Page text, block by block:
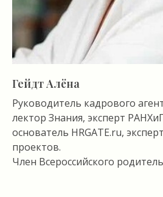
Гейдт Алёна
Руководитель кадрового
лектор Знания, эксперт
основатель HRGATE.ru,
проектов.
Член Всероссийского